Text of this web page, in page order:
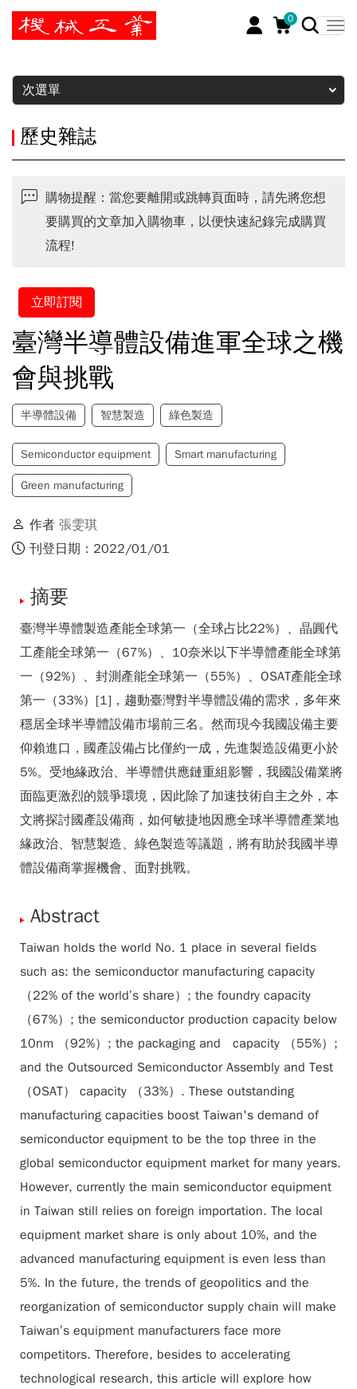
0
暫停
次選單
歷史雜誌
購物提醒：當您要離開或跳轉頁面時，請先將您想
要購買的文章加入購物車，以便快速紀錄完成購買
流程!
立即訂閱
臺灣半導體設備進軍全球之機
會與挑戰
半導體設備 智慧製造 綠色製造
Semiconductor equipment Smart manufacturing
Green manufacturing
作者 張雯琪
刊登日期：2022/01/01
摘要
臺灣半導體製造產能全球第一（全球占比22%）、晶圓代
工產能全球第一（67%）、10奈米以下半導體產能全球第
一（92%）、封測產能全球第一（55%）、OSAT產能全球
第一（33%）[1]，趨動臺灣對半導體設備的需求，多年來
穩居全球半導體設備市場前三名。然而現今我國設備主要
仰賴進口，國產設備占比僅約一成，先進製造設備更小於
5%。受地緣政治、半導體供應鏈重組影響，我國設備業將
面臨更激烈的競爭環境，因此除了加速技術自主之外，本
文將探討國產設備商，如何敏捷地因應全球半導體產業地
緣政治、智慧製造、綠色製造等議題，將有助於我國半導
體設備商掌握機會、面對挑戰。
Abstract
Taiwan holds the world No. 1 place in several fields
such as: the semiconductor manufacturing capacity
（22% of the world’s share）; the foundry capacity
（67%）; the semiconductor production capacity below
10nm （92%）; the packaging and capacity （55%）;
and the Outsourced Semiconductor Assembly and Test
（OSAT） capacity （33%）. These outstanding
manufacturing capacities boost Taiwan's demand of
semiconductor equipment to be the top three in the
global semiconductor equipment market for many years.
However, currently the main semiconductor equipment
in Taiwan still relies on foreign importation. The local
equipment market share is only about 10%, and the
advanced manufacturing equipment is even less than
5%. In the future, the trends of geopolitics and the
reorganization of semiconductor supply chain will make
Taiwan’s equipment manufacturers face more
competitors. Therefore, besides to accelerating
technological research, this article will explore how